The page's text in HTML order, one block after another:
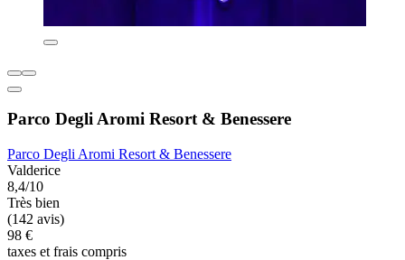
Parco Degli Aromi Resort & Benessere
Parco Degli Aromi Resort & Benessere
Valderice
8,4/10
Très bien
(142 avis)
98 €
taxes et frais compris